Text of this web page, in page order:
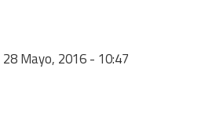
28 Mayo, 2016 - 10:47